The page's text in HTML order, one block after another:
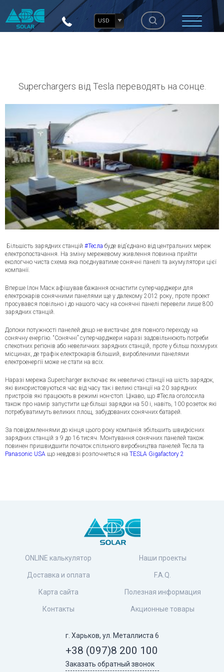
USD
Superchargers від Tesla переводять на сонце.
Більшість зарядних станцій #Тесла буде від’єднано від центральних мереж
електропостачання. На зміну мережевому живлення повинна прийти
екологчно чиста схема яка поєднуватиме сонячні панелі та акумулятори цієї
компанії.
Вперше Ілон Маск афішував бажання оснастити суперчарджери для
електрокарів сонячними панелями ще у далекому 2012 року, проте проект
просувався повільно і до нашого часу на сонячні панелі перевели лише 800
зарядних станцій.
Допоки потужності панелей дещо не вистачає для повного переходу на
сонячну енергію. “Сонячні” суперчарджери наразі задовільнюють потреби
спекотних регіонів або невеличких зарядних станцій, проте у більш похмурих
місцинах, де трафік електрокарів більший, виробленими панелями
електроенергії може не стати на всіх.
Наразі мережа Supercharger включає як невеличкі станції на шість зарядок,
які використовуються час від часу так і великі станції на 20 зарядних
пристроїв які працюють в режимі нон-стоп. Цікаво, що #Тесла оголосила
також про намір запустити ще більші зарядки на 50 і, навіть, 100 розеток які
потребуватимуть великих площ, забудованих сонячних батарей.
За повідомленнями до кінця цього року компанія збільшить швидкісних
зарядних станцій з 9 до 16 тисяч. Монтування сонячних панелей також
повинен пришвидшити початок спільного виробництва панелей Тесла та
Panasonic USA що невдовзі розпочнеться на TESLA Gigafactory 2
ONLINE калькулятор
Доставка и оплата
Карта сайта
Контакты
Наши проекты
F.A.Q.
Полезная информация
Акционные товары
г. Харьков, ул. Металлиста 6
+38 (097)8 200 100
Заказать обратный звонок